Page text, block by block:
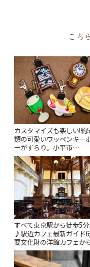
こち
カスタマイズも楽しい!約
類の可愛いワッペンキー
ーがずらり。小平市
「Kimamaya T&K」 | こ
ぷ
すべて東京駅から徒歩5
♪駅近カフェ最新ガイド
要文化財の洋館カフェか
札すぐのレトロ喫茶まで
りっぷ